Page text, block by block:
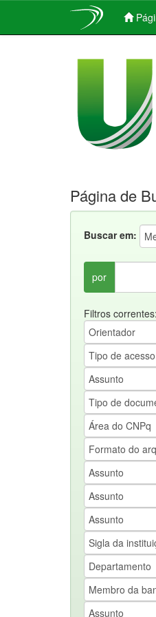
Página de
Buscar em:
por
Filtros correntes: